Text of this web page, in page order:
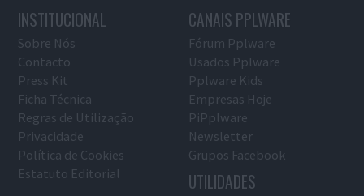
INSTITUCIONAL
Sobre Nós
Contacto
Press Kit
Ficha Técnica
Regras de Utilização
Privacidade
Política de Cookies
Estatuto Editorial
CANAIS PPLWARE
Fórum Pplware
Usados Pplware
Pplware Kids
Empresas Hoje
PiPplware
Newsletter
Grupos Facebook
UTILIDADES